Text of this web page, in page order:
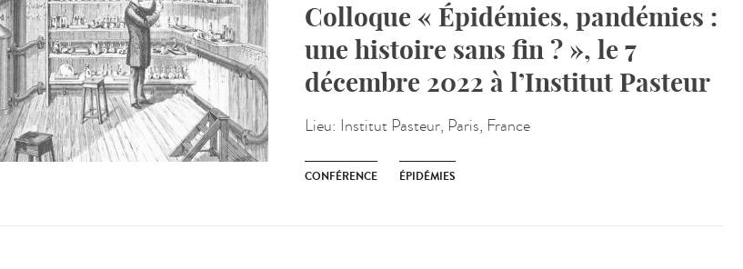
Colloque « Épidémies, pandémies :
une histoire sans fin ? », le 7
décembre 2022 à l’Institut Pasteur
Lieu: Institut Pasteur, Paris, France
CONFÉRENCE ÉPIDÉMIES